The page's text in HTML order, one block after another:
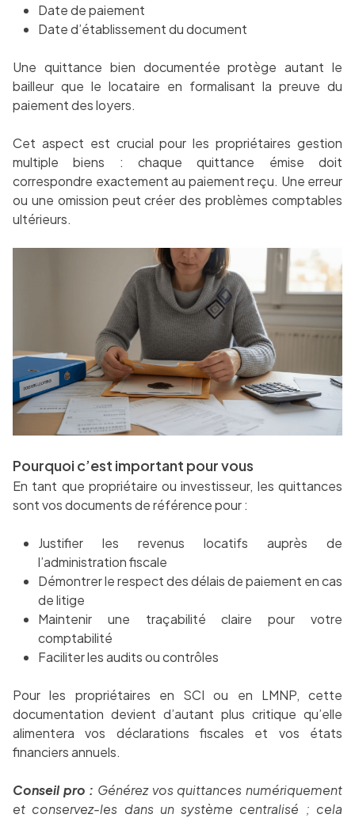
Date de paiement
Date d’établissement du document
Une quittance bien documentée protège autant le
bailleur que le locataire en formalisant la preuve du
paiement des loyers.
Cet aspect est crucial pour les propriétaires gestion
multiple biens : chaque quittance émise doit
correspondre exactement au paiement reçu. Une erreur
ou une omission peut créer des problèmes comptables
ultérieurs.
Pourquoi c’est important pour vous
En tant que propriétaire ou investisseur, les quittances
sont vos documents de référence pour :
Justifier les revenus locatifs auprès de
l’administration fiscale
Démontrer le respect des délais de paiement en cas
de litige
Maintenir une traçabilité claire pour votre
comptabilité
Faciliter les audits ou contrôles
Pour les propriétaires en SCI ou en LMNP, cette
documentation devient d’autant plus critique qu’elle
alimentera vos déclarations fiscales et vos états
financiers annuels.
Conseil pro : Générez vos quittances numériquement
et conservez-les dans un système centralisé ; cela